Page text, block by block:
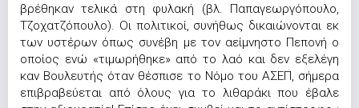
βρέθηκαν τελικά στη φυλακή (βλ. Παπαγεωργόπουλο,
Τζοχατζόπουλο). Οι πολιτικοί, συνήθως δικαιώνονται εκ
των υστέρων όπως συνέβη με τον αείμνηστο Πεπονή ο
οποίος ενώ «τιμωρήθηκε» από το λαό και δεν εξελέγη
καν Βουλευτής όταν θέσπισε το Νόμο του ΑΣΕΠ, σήμερα
επιβραβεύεται από όλους για το λιθαράκι που έβαλε